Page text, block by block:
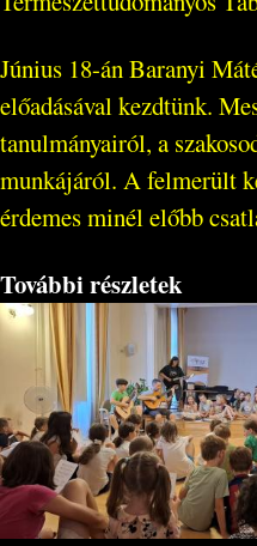
Június 18-án Baranyi
előadásával kezdtünk.
tanulmányairól, a
munkájáról. A felmerült
érdemes minél előbb
További részletek